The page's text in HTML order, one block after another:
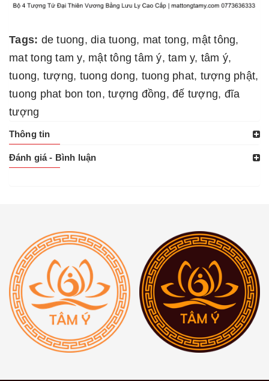
Tags: de tuong, dia tuong, mat tong, mật tông,
mat tong tam y, mật tông tâm ý, tam y, tâm ý,
tuong, tượng, tuong dong, tuong phat, tượng phật,
tuong phat bon ton, tượng đồng, đế tượng, đĩa
tượng
Thông tin
Đánh giá - Bình luận